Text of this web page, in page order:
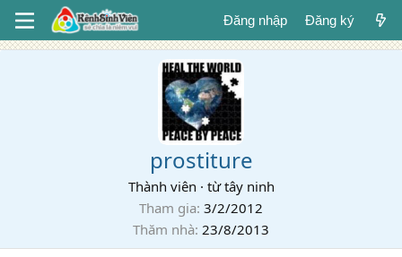
Đăng nhập Đăng ký
prostiture
Thành viên · từtây ninh
Tham gia 3/2/2012
Thăm nhà 23/8/2013